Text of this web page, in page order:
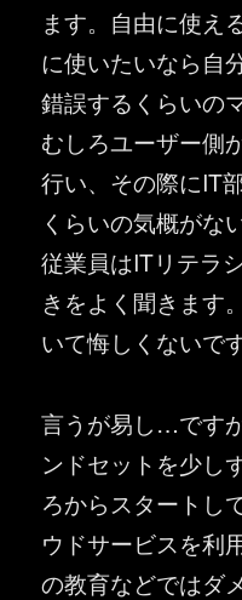
ます。自由に使え
に使いたいなら自
錯誤するくらいの
むしろユーザー側
行い、その際にIT
くらいの気概がな
従業員はITリテラ
きをよく聞きます
いて悔しくないで
言うが易し…です
ンドセットを少し
ろからスタートし
ウドサービスを利
の教育などではダ